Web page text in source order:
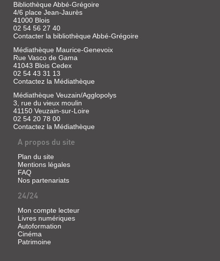
PROCÈS-
VERBAL
DES
SÉANCES
TENUES
DANS
L'EGLISE
CAT...
Livre
|
Guimberteau
LA
COMMUNE
DE
BLOIS
DE
LETTRE
D'UN
Bibliothèque Abbé-Grégoire
4/6 place Jean-Jaurès
41000 Blois
02 54 56 27 40
Contacter la bibliothèque Abbé-Grégoire
Médiathèque Maurice-Genevoix
Rue Vasco de Gama
41043 Blois Cedex
02 54 43 31 13
Contactez la Médiathèque
Médiathèque Veuzain/Agglopolys
3, rue du vieux moulin
41150 Veuzain-sur-Loire
02 54 20 78 00
Contactez la Médiathèque
A propos du site
Plan du site
Mentions légales
FAQ
Nos partenariats
24/24
Mon compte lecteur
Livres numériques
Autoformation
Cinéma
Patrimoine